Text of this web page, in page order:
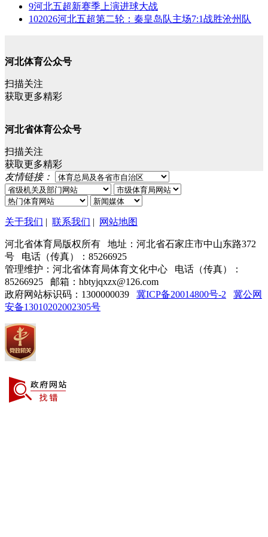
9河北五超新赛季上演进球大战
102026河北五超第二轮：秦皇岛队主场7:1战胜沧州队
河北体育公众号
扫描关注
获取更多精彩
河北省体育公众号
扫描关注
获取更多精彩
友情链接：
关于我们 | 联系我们 | 网站地图
河北省体育局版权所有 地址：河北省石家庄市中山东路372
号 电话（传真）：85266925
管理维护：河北省体育局体育文化中心 电话（传真）：
85266925 邮箱：hbtyjqxzx@126.com
政府网站标识码：1300000039 冀ICP备20014800号-2
冀公网
安备13010202002305号